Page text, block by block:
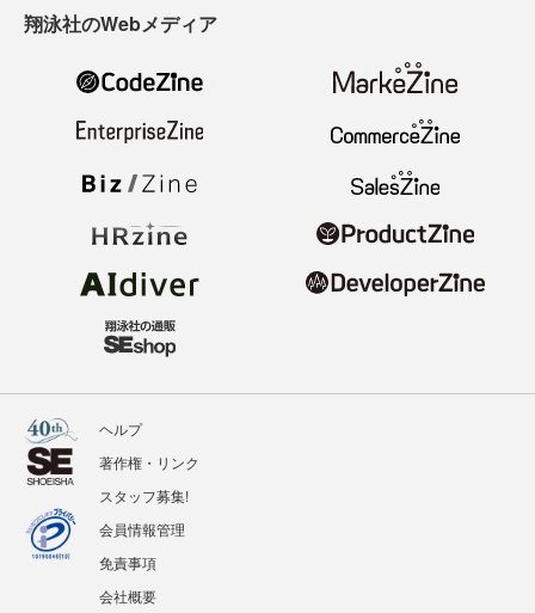
翔泳社のWebメディア
ヘルプ
著作権・リンク
スタッフ募集!
会員情報管理
免責事項
会社概要